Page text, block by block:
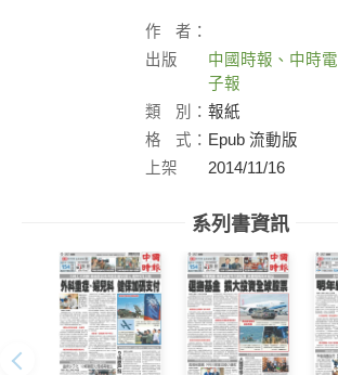
作
者：
出版
中國時報、中時電
子報
類
別： 報紙
格
式： Epub 流動版
上架
2014/11/16
系列書資訊